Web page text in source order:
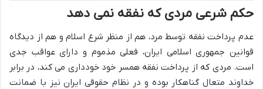
حکم شرعی مردی که نفقه نمی دهد
عدم پرداخت نفقه توسط مرد، هم از منظر شرع اسلام و هم از دیدگاه
قوانین جمهوری اسلامی ایران، فعلی مذموم و دارای عواقب جدی
است. مردی که از پرداخت نفقه همسر خود خودداری می کند، در برابر
خداوند متعال گناهکار بوده و در نظام حقوقی ایران نیز با ضمانت